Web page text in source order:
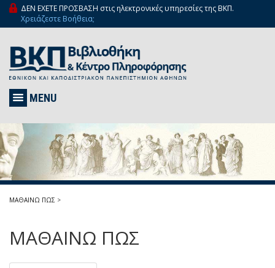
ΔΕΝ ΕΧΕΤΕ ΠΡΟΣΒΑΣΗ στις ηλεκτρονικές υπηρεσίες της ΒΚΠ.
Χρειάζεστε Βοήθεια;
MENU
ΜΑΘΑΙΝΩ ΠΩΣ >
ΜΑΘΑΙΝΩ ΠΩΣ